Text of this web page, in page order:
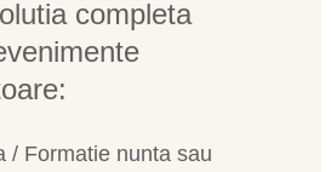
completa
/ Formatie nunta sau